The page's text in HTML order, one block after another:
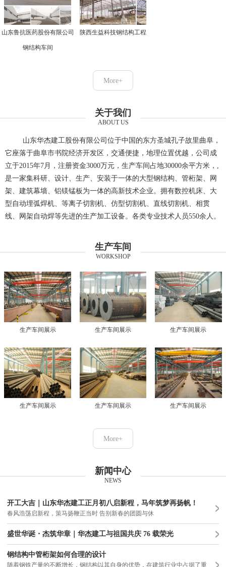
山东鲁抗医药股份有限公司
钢结构车间
陕西生益科技钢结构工程
More+
关于我们
ABOUT US
山东华杰建工股份有限公司位于中国的东方圣城孔子故里曲阜，
它座落于曲阜市书院经济开发区，交通便捷，地理位置优越，公司成
立于2015年7月，注册资金3000万元，生产车间占地30000余平方米，,
是一家集科研、设计、生产、安装于一体的大型钢结构、管桁架、网
架、建筑幕墙、铝镁锰板为一体的高新技术企业。拥有数控机床、大
型自动埋弧焊机、等离子切割机、仿型切割机、直线切割机、相贯
线、网架自动焊等先进的生产加工设备。各类专业技术人员550余人。
生产车间
WORKSHOP
生产车间展示 生产车间展示 生产车间展示
生产车间展示 生产车间展示 生产车间展示
More+
新闻中心
NEWS
开工大吉｜山东华杰建工正月初八启新程，马年筑梦再扬帆！
春风浩荡启新程，策马扬鞭正当时 告别新春的团圆与休
盛世华诞・杰筑华章｜华杰建工与祖国共庆 76 载荣光
钢结构中管桁架如何合理的设计
随着钢铁产量的不断增长，钢结构以其自身的优势，在建筑行业中占据了重